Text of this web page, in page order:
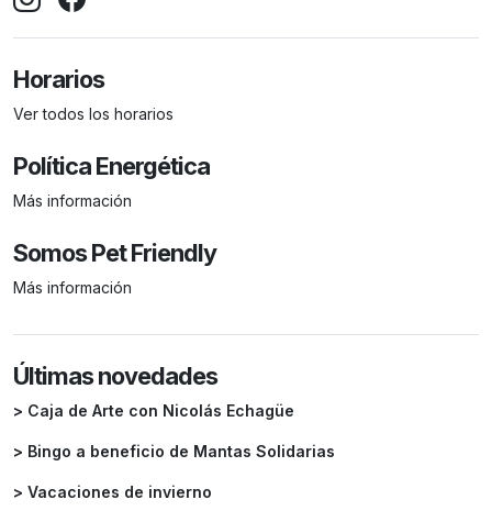
Horarios
Ver todos los horarios
Política Energética
Más información
Somos Pet Friendly
Más información
Últimas novedades
> Caja de Arte con Nicolás Echagüe
> Bingo a beneficio de Mantas Solidarias
> Vacaciones de invierno